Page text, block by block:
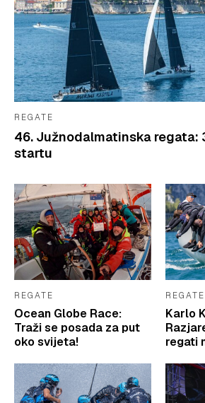
REGATE
46. Južnodalmatinska regata:
startu
REGATE
Ocean Globe Race:
Traži se posada za put
oko svijeta!
REGATE
Karlo
regati